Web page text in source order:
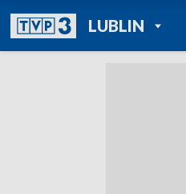
LUBLINPOWRÓT DO
TVP REGIONY